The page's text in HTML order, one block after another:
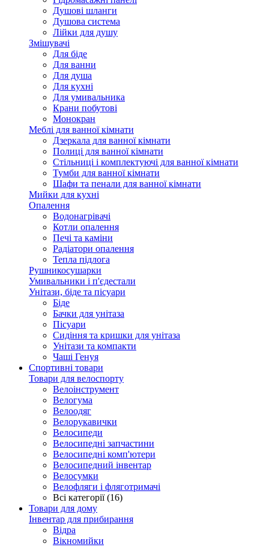
Душові шланги
Душова система
Лійки для душу
Змішувачі
Для біде
Для ванни
Для душа
Для кухні
Для умивальника
Крани побутові
Монокран
Меблі для ванної кімнати
Дзеркала для ванної кімнати
Полиці для ванної кімнати
Стільниці і комплектуючі для ванної кімнати
Тумби для ванної кімнати
Шафи та пенали для ванної кімнати
Мийки для кухні
Опалення
Водонагрівачі
Котли опалення
Печі та каміни
Радіатори опалення
Тепла підлога
Рушникосушарки
Умивальники і п'єдестали
Унітази, біде та пісуари
Біде
Бачки для унітаза
Пісуари
Сидіння та кришки для унітаза
Унітази та компакти
Чаші Генуя
Спортивні товари
Товари для велоспорту
Велоінструмент
Велогума
Велоодяг
Велорукавички
Велосипеди
Велосипедні запчастини
Велосипедні комп'ютери
Велосипедний інвентар
Велосумки
Велофляги і фляготримачі
Всі категорії (16)
Товари для дому
Інвентар для прибирання
Відра
Вікномийки